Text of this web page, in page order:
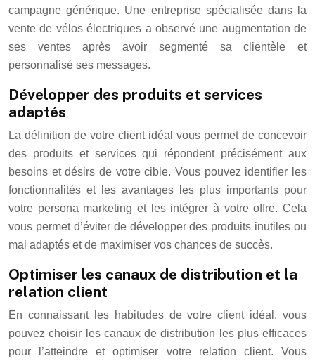
campagne générique. Une entreprise spécialisée dans la
vente de vélos électriques a observé une augmentation de
ses ventes après avoir segmenté sa clientèle et
personnalisé ses messages.
Développer des produits et services
adaptés
La définition de votre client idéal vous permet de concevoir
des produits et services qui répondent précisément aux
besoins et désirs de votre cible. Vous pouvez identifier les
fonctionnalités et les avantages les plus importants pour
votre persona marketing et les intégrer à votre offre. Cela
vous permet d’éviter de développer des produits inutiles ou
mal adaptés et de maximiser vos chances de succès.
Optimiser les canaux de distribution et la
relation client
En connaissant les habitudes de votre client idéal, vous
pouvez choisir les canaux de distribution les plus efficaces
pour l’atteindre et optimiser votre relation client. Vous